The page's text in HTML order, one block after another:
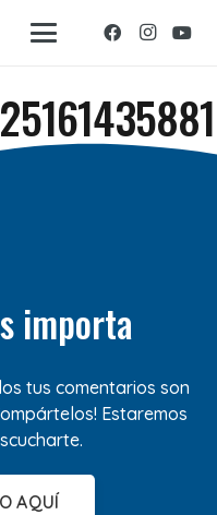
importa
tus comentarios son
Estaremos
AQUÍ